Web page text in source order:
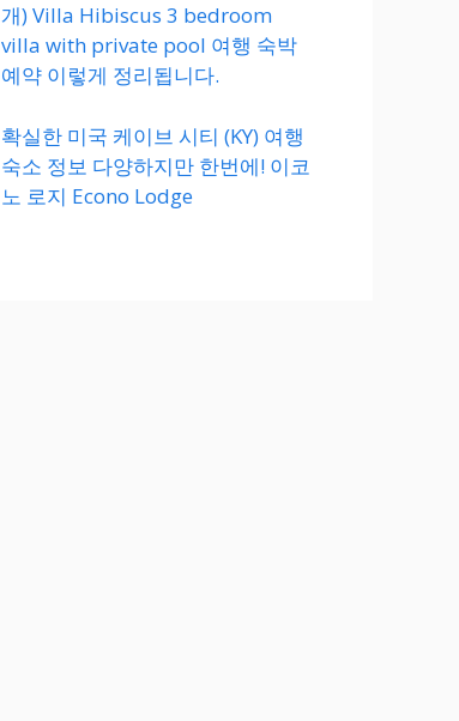
개) Villa Hibiscus 3 bedroom
villa with private pool 여행 숙박
예약 이렇게 정리됩니다.
확실한 미국 케이브 시티 (KY) 여행
숙소 정보 다양하지만 한번에! 이코
노 로지 Econo Lodge